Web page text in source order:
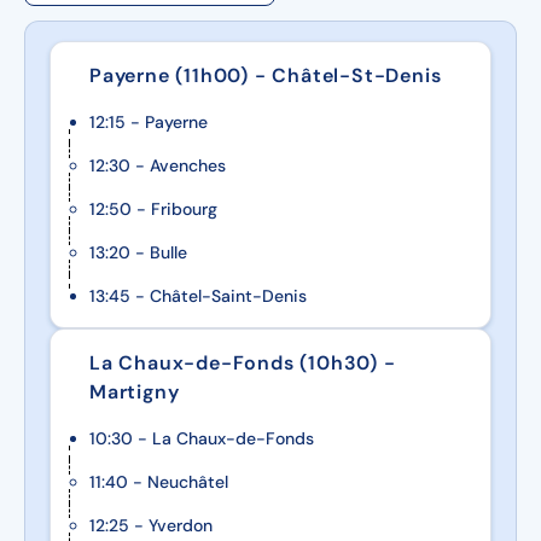
Payerne (11h00) - Châtel-St-Denis
12:15 - Payerne
12:30 - Avenches
12:50 - Fribourg
13:20 - Bulle
13:45 - Châtel-Saint-Denis
La Chaux-de-Fonds (10h30) -
Martigny
10:30 - La Chaux-de-Fonds
11:40 - Neuchâtel
12:25 - Yverdon